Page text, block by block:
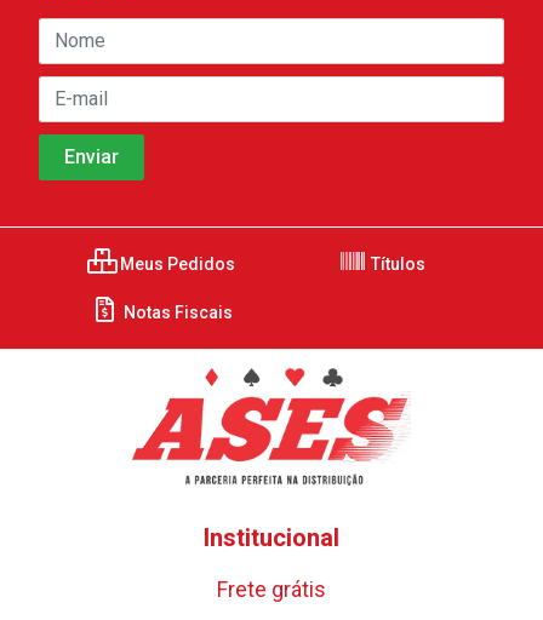
Meus Pedidos Títulos
Notas Fiscais
Institucional
Frete grátis